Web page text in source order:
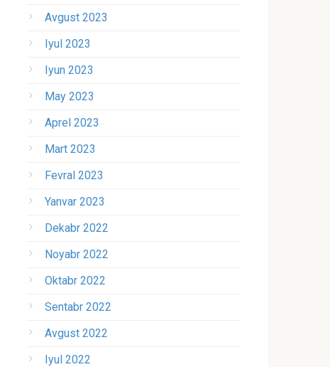
Avgust 2023
Iyul 2023
Iyun 2023
May 2023
Aprel 2023
Mart 2023
Fevral 2023
Yanvar 2023
Dekabr 2022
Noyabr 2022
Oktabr 2022
Sentabr 2022
Avgust 2022
Iyul 2022